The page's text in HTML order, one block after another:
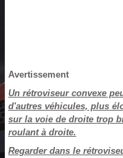
Avertissement
Un rétroviseur convexe
d'autres véhicules, plus
sur la voie de droite trop
roulant à droite.
Regarder dans le